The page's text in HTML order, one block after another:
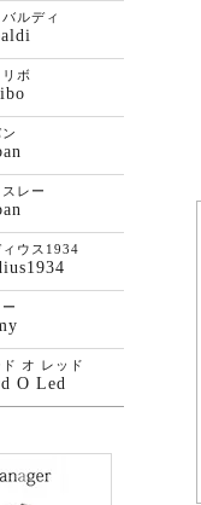
ルディ
リボ
レー
ィウス1934
オ レッド
O Led